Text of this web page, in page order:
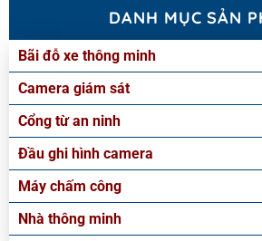
DANH MỤC SẢN
Bãi đỗ xe thông minh
Camera giám sát
Cổng từ an ninh
Đầu ghi hình camera
Máy chấm công
Nhà thông minh